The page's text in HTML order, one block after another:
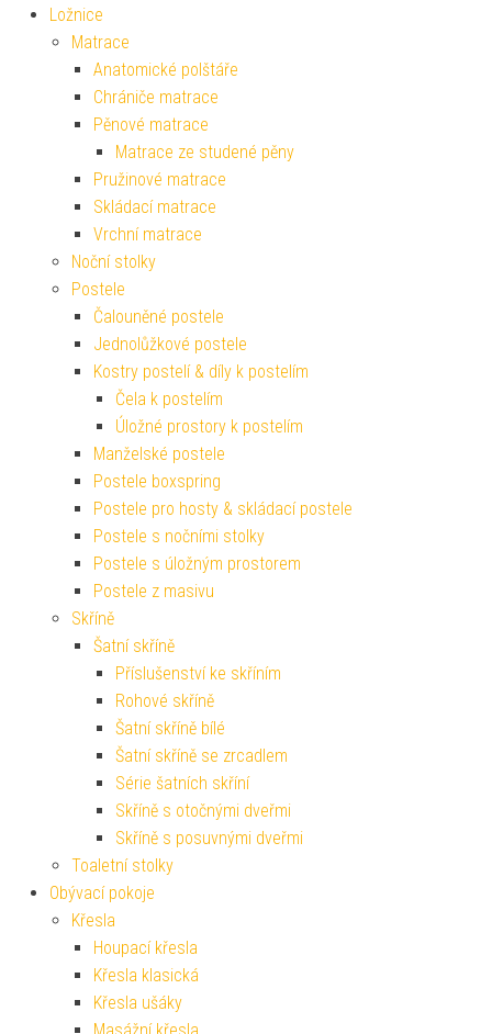
Ložnice
Matrace
Anatomické polštáře
Chrániče matrace
Pěnové matrace
Matrace ze studené pěny
Pružinové matrace
Skládací matrace
Vrchní matrace
Noční stolky
Postele
Čalouněné postele
Jednolůžkové postele
Kostry postelí & díly k postelím
Čela k postelím
Úložné prostory k postelím
Manželské postele
Postele boxspring
Postele pro hosty & skládací postele
Postele s nočními stolky
Postele s úložným prostorem
Postele z masivu
Skříně
Šatní skříně
Příslušenství ke skříním
Rohové skříně
Šatní skříně bílé
Šatní skříně se zrcadlem
Série šatních skříní
Skříně s otočnými dveřmi
Skříně s posuvnými dveřmi
Toaletní stolky
Obývací pokoje
Křesla
Houpací křesla
Křesla klasická
Křesla ušáky